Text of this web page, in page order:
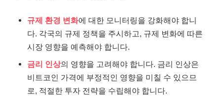
규제 환경 변화에 대한 모니터링을 강화해야 합니
다. 각국의 규제 정책을 주시하고, 규제 변화에 따른
시장 영향을 예측해야 합니다.
금리 인상의 영향을 고려해야 합니다. 금리 인상은
비트코인 가격에 부정적인 영향을 미칠 수 있으므
로, 적절한 투자 전략을 수립해야 합니다.